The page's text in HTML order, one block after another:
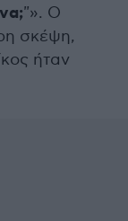
"». Ο
σκέψη,
ήταν